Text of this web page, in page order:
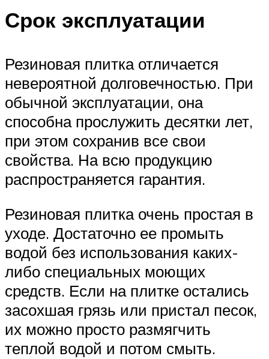
Срок эксплуатации
Резиновая плитка отличается
невероятной долговечностью. При
обычной эксплуатации, она
способна прослужить десятки лет,
при этом сохранив все свои
свойства. На всю продукцию
распространяется гарантия.
Резиновая плитка очень простая в
уходе. Достаточно ее промыть
водой без использования каких-
либо специальных моющих
средств. Если на плитке остались
засохшая грязь или пристал песок,
их можно просто размягчить
теплой водой и потом смыть.